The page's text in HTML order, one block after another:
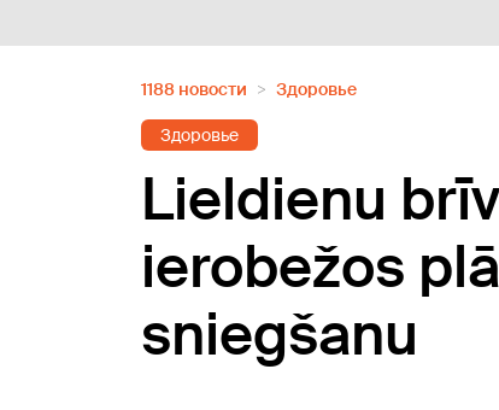
1188 новости Здоровье
Здоровье
Lieldienu
ierobežos
sniegšanu